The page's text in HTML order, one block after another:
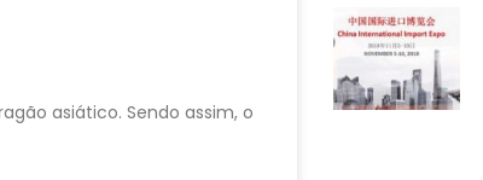
asiático. Sendo assim, o